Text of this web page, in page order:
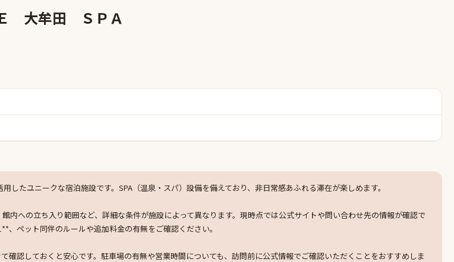
大牟田 ＳＰＡ
したユニークな宿泊施設です。SPA（温泉・スパ）設備を備えており、非日常感あふれる滞在が楽しめます。
への立ち入り範囲など、詳細な条件が施設によって異なります。現時点では公式サイトや問い合わせ先の情報が確認で
ペット同伴のルールや追加料金の有無をご確認ください。
認しておくと安心です。駐車場の有無や営業時間についても、訪問前に公式情報でご確認いただくことをおすすめしま